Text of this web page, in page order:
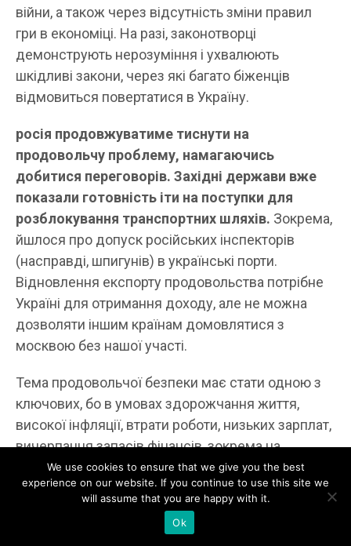
війни, а також через відсутність зміни правил
гри в економіці. На разі, законотворці
демонструють нерозуміння і ухвалюють
шкідливі закони, через які багато біженців
відмовиться повертатися в Україну.
росія продовжуватиме тиснути на
продовольчу проблему, намагаючись
добитися переговорів. Західні держави вже
показали готовність іти на поступки для
розблокування транспортних шляхів. Зокрема,
йшлося про допуск російських інспекторів
(насправді, шпигунів) в українські порти.
Відновлення експорту продовольства потрібне
Україні для отримання доходу, але не можна
дозволяти іншим країнам домовлятися з
москвою без нашої участі.
Тема продовольчої безпеки має стати одною з
ключових, бо в умовах здорожчання життя,
високої інфляції, втрати роботи, низьких зарплат,
вичерпання запасів фінансів, зокрема на
волонтерство, питання продовольства стоятиме
дуже гостро.
Зима 2022/23 точно стане найскладнішою для
We use cookies to ensure that we give you the best
experience on our website. If you continue to use this site we
will assume that you are happy with it.
Ok